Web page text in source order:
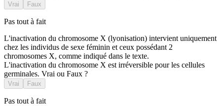
Vrai Faux
Pas tout à fait
L'inactivation du chromosome X (lyonisation) intervient uniquement
chez les individus de sexe féminin et ceux possédant 2
chromosomes X, comme indiqué dans le texte.
L'inactivation du chromosome X est irréversible pour les cellules
germinales. Vrai ou Faux ?
Vrai Faux
Pas tout à fait